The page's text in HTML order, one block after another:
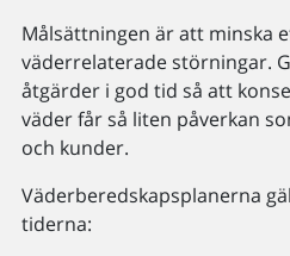
Målsättningen är att minska
väderrelaterade störningar.
åtgärder i god tid så att
väder får så liten påverkan
och kunder.
Väderberedskapsplanerna
tiderna: